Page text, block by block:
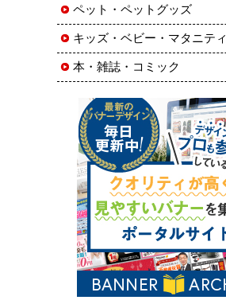
ペット・ペットグッズ
キッズ・ベビー・マタニティ
本・雑誌・コミック